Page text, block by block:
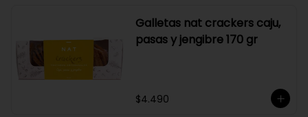
Galletas nat crackers caju,
pasas y jengibre 170 gr
$4.490